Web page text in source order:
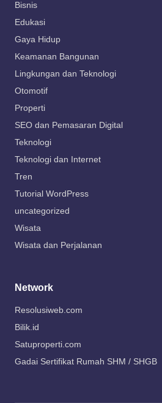
Bisnis
Edukasi
Gaya Hidup
Keamanan Bangunan
Lingkungan dan Teknologi
Otomotif
Properti
SEO dan Pemasaran Digital
Teknologi
Teknologi dan Internet
Tren
Tutorial WordPress
uncategorized
Wisata
Wisata dan Perjalanan
Network
Resolusiweb.com
Bilik.id
Satuproperti.com
Gadai Sertifikat Rumah SHM / SHGB